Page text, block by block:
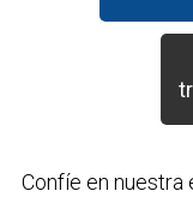
Confíe en nuestra